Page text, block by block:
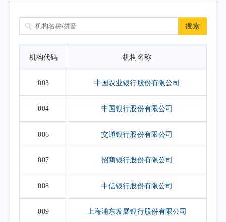
搜索
机构代码 机构名称
003 中国农业银行股份有限公司
004 中国银行股份有限公司
006 交通银行股份有限公司
007 招商银行股份有限公司
008 中信银行股份有限公司
009 上海浦东发展银行股份有限公司